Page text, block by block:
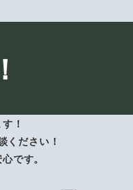
！
ください！
です。